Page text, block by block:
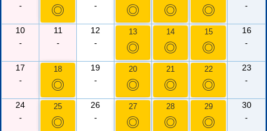
-
◎
-
◎ ◎ ◎
-
10
-
11
-
12
-
13
◎
14
◎
15
◎
16
-
17
-
18
◎
19
-
20
◎
21
◎
22
◎
23
-
24
-
25
◎
26
-
27
◎
28
◎
29
◎
30
-